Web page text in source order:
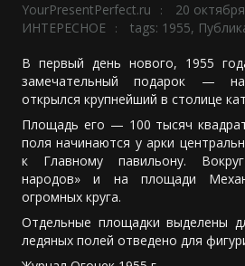
YourPresentPerfect.ru 20
ИНТЕРЕСНОЕ
tags: 1955,
В первый день нового, 1955
замечательный подарок —
открылся крупнейший в столице
Площадь его — 100 тысяч
поля начинаются у арки
к Главному павильону.
народов» и на площади
огромных круга.
Отдельные площадки выделены
ледяных полей отведено для